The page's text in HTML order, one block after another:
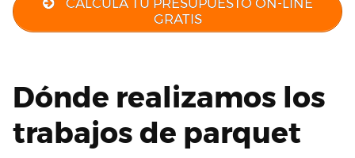
CALCULA TU PRESUPUESTO ON-LINE
GRATIS
Dónde realizamos los
trabajos de parquet